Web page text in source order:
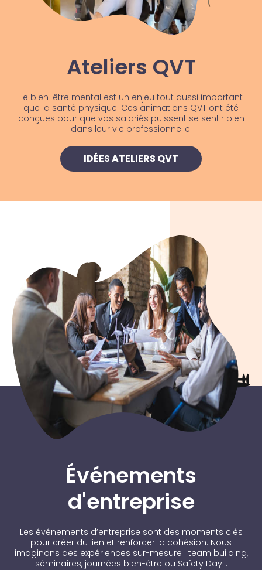
Ateliers QVT
Le bien-être mental est un enjeu tout aussi important
que la santé physique. Ces animations QVT ont été
conçues pour que vos salariés puissent se sentir bien
dans leur vie professionnelle.
IDÉES ATELIERS QVT
Événements
d'entreprise
Les événements d’entreprise sont des moments clés
pour créer du lien et renforcer la cohésion. Nous
imaginons des expériences sur-mesure : team building,
séminaires, journées bien-être ou Safety Day…